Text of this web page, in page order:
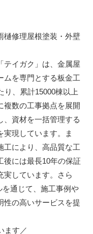
樋修理屋根塗装・外壁
テイガク」は、金属屋
ムを専門とする板金工
り、累計15000棟以上
複数の工事拠点を展開
、資材を一括管理する
実現しています。ま
工により、高品質な工
後には最長10年の保証
実しています。さら
を通じて、施工事例や
性の高いサービスを提
ます／